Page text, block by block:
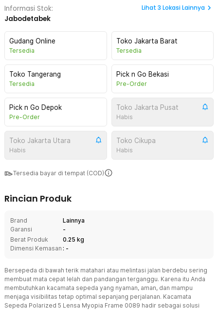
Informasi Stok:
Jabodetabek
Lihat 3 Lokasi Lainnya
Gudang Online
Tersedia
Toko Jakarta Barat
Tersedia
Toko Tangerang
Tersedia
Pick n Go Bekasi
Pre-Order
Pick n Go Depok
Pre-Order
Toko Jakarta Pusat
Habis
Toko Jakarta Utara
Habis
Toko Cikupa
Habis
Tersedia bayar di tempat (COD)
Rincian Produk
Brand
Lainnya
Garansi
-
Berat Produk
0.25 kg
Dimensi Kemasan : -
Bersepeda di bawah terik matahari atau melintasi jalan berdebu sering
membuat mata cepat lelah dan pandangan terganggu. Karena itu Anda
membutuhkan kacamata sepeda yang nyaman, aman, dan mampu
menjaga visibilitas tetap optimal sepanjang perjalanan. Kacamata
Sepeda Polarized 5 Lensa Myopia Frame 0089 hadir sebagai solusi